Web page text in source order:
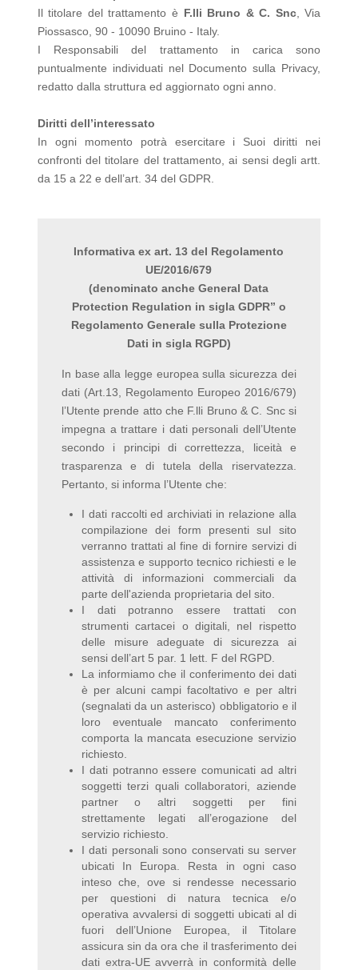
Il titolare del trattamento è F.lli Bruno & C. Snc, Via
Piossasco, 90 - 10090 Bruino - Italy.
I Responsabili del trattamento in carica sono
puntualmente individuati nel Documento sulla Privacy,
redatto dalla struttura ed aggiornato ogni anno.
Diritti dell’interessato
In ogni momento potrà esercitare i Suoi diritti nei
confronti del titolare del trattamento, ai sensi degli artt.
da 15 a 22 e dell’art. 34 del GDPR.
Informativa ex art. 13 del Regolamento
UE/2016/679
(denominato anche General Data
Protection Regulation in sigla GDPR” o
Regolamento Generale sulla Protezione
Dati in sigla RGPD)
In base alla legge europea sulla sicurezza dei
dati (Art.13, Regolamento Europeo 2016/679)
l’Utente prende atto che F.lli Bruno & C. Snc si
impegna a trattare i dati personali dell’Utente
secondo i principi di correttezza, liceità e
trasparenza e di tutela della riservatezza.
Pertanto, si informa l’Utente che:
I dati raccolti ed archiviati in relazione alla
compilazione dei form presenti sul sito
verranno trattati al fine di fornire servizi di
assistenza e supporto tecnico richiesti e le
attività di informazioni commerciali da
parte dell'azienda proprietaria del sito.
I dati potranno essere trattati con
strumenti cartacei o digitali, nel rispetto
delle misure adeguate di sicurezza ai
sensi dell’art 5 par. 1 lett. F del RGPD.
La informiamo che il conferimento dei dati
è per alcuni campi facoltativo e per altri
(segnalati da un asterisco) obbligatorio e il
loro eventuale mancato conferimento
comporta la mancata esecuzione servizio
richiesto.
I dati potranno essere comunicati ad altri
soggetti terzi quali collaboratori, aziende
partner o altri soggetti per fini
strettamente legati all’erogazione del
servizio richiesto.
I dati personali sono conservati su server
ubicati In Europa. Resta in ogni caso
inteso che, ove si rendesse necessario
per questioni di natura tecnica e/o
operativa avvalersi di soggetti ubicati al di
fuori dell’Unione Europea, il Titolare
assicura sin da ora che il trasferimento dei
dati extra-UE avverrà in conformità delle